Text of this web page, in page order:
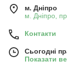
м. Дніпро
м. Дніпро,
Контакти
Сьогодні
Показати